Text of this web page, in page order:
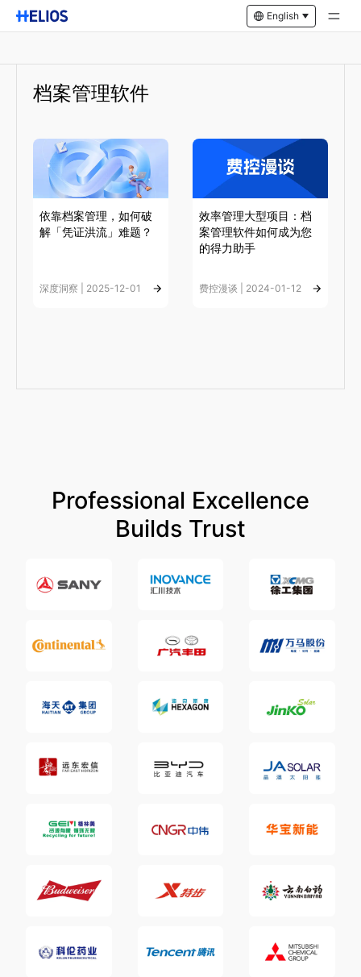
English
档案管理软件
依靠档案管理，如何破
解「凭证洪流」难题？
深度洞察 | 2025-12-01
效率管理大型项目：档
案管理软件如何成为您
的得力助手
费控漫谈 | 2024-01-12
Professional Excellence
Builds Trust